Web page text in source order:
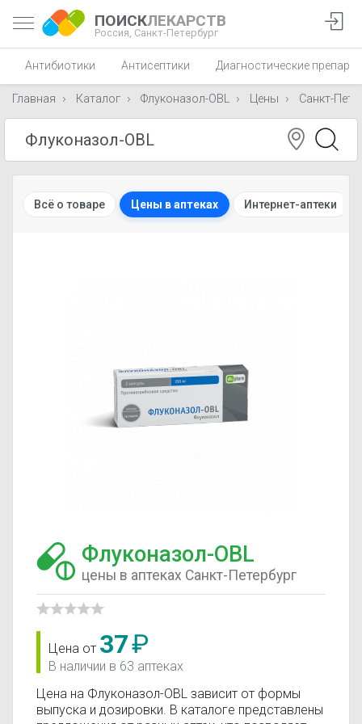
ПОИСКЛЕКАРСТВ
Россия, Санкт-Петербург
Антибиотики Антисептики Диагностические
Главная Каталог Флуконазол-OBL Цены Санкт-
Всё о товаре Цены в аптеках Интернет-аптеки
Флуконазол-OBL
цены в аптеках Санкт-Петербург
Цена от 37₽
В наличии в 63 аптеках
Цена на Флуконазол-OBL зависит от формы
выпуска и дозировки. В каталоге представлены